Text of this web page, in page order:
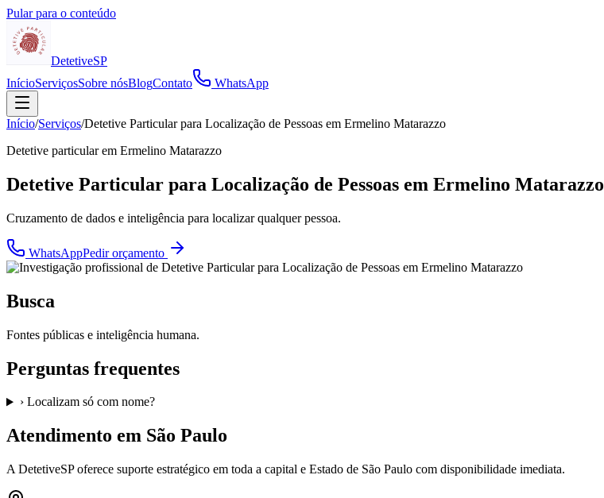
Pular para o conteúdo
DetetiveSP
InícioServiçosSobre nósBlogContato WhatsApp
Início/Serviços/Detetive Particular para Localização de Pessoas em Ermelino Matarazzo
Detetive particular em Ermelino Matarazzo
Detetive Particular para Localização de Pessoas em Ermelino Matarazzo
Cruzamento de dados e inteligência para localizar qualquer pessoa.
WhatsAppPedir orçamento
Busca
Fontes públicas e inteligência humana.
Perguntas frequentes
› Localizam só com nome?
Atendimento em São Paulo
A DetetiveSPoferece suporte estratégico em toda a capital e Estado de São Paulo com disponibilidade imediata.